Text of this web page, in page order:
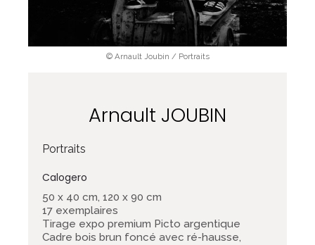
© Arnault Joubin / Portraits
Arnault JOUBIN
Portraits
Calogero
50 x 40 cm, 120 x 90 cm
17 exemplaires
Tirage expo premium Picto argentique
Cadre bois brun foncé avec ré-hausse,